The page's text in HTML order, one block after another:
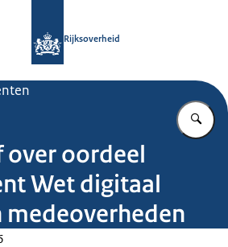
Rijksoverheid
oordeel
Wet digitaal
medeoverheden